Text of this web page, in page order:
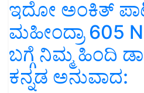
ಇದೋ ಅಂಕಿತ್
ಮಹೀಂದ್ರಾ 605
ಬಗ್ಗೆ ನಿಮ್ಮ ಹಿಂದಿ
ಕನ್ನಡ ಅನುವಾದ: